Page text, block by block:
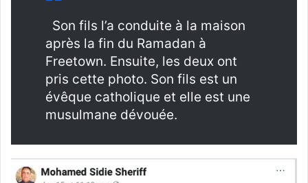
Son fils l’a conduite à la maison
après la fin du Ramadan à
Freetown. Ensuite, les deux ont
pris cette photo. Son fils est un
évêque catholique et elle est une
musulmane dévouée.